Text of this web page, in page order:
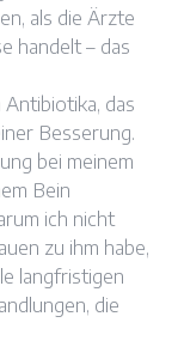
als die Ärzte
handelt – das
das
Besserung.
bei meinem
Bein
ich nicht
zu ihm habe,
langfristigen
die